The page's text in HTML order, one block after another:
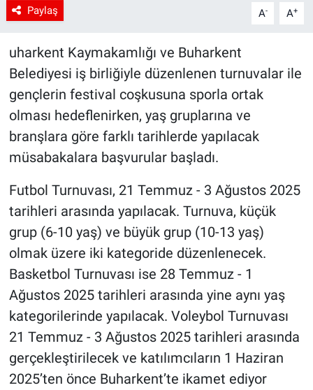
Paylaş A- A+
uharkent Kaymakamlığı ve Buharkent
Belediyesi iş birliğiyle düzenlenen turnuvalar ile
gençlerin festival coşkusuna sporla ortak
olması hedeflenirken, yaş gruplarına ve
branşlara göre farklı tarihlerde yapılacak
müsabakalara başvurular başladı.
Futbol Turnuvası, 21 Temmuz - 3 Ağustos 2025
tarihleri arasında yapılacak. Turnuva, küçük
grup (6-10 yaş) ve büyük grup (10-13 yaş)
olmak üzere iki kategoride düzenlenecek.
Basketbol Turnuvası ise 28 Temmuz - 1
Ağustos 2025 tarihleri arasında yine aynı yaş
kategorilerinde yapılacak. Voleybol Turnuvası
21 Temmuz - 3 Ağustos 2025 tarihleri arasında
gerçekleştirilecek ve katılımcıların 1 Haziran
2025’ten önce Buharkent’te ikamet ediyor